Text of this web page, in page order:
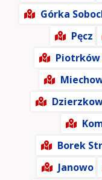
Górka
Pęcz
Piotrków
Borek
Janowo